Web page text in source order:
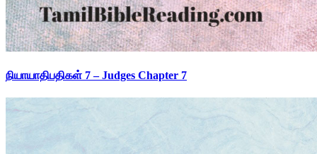
நியாயாதிபதிகள் 7 – Judges Chapter 7